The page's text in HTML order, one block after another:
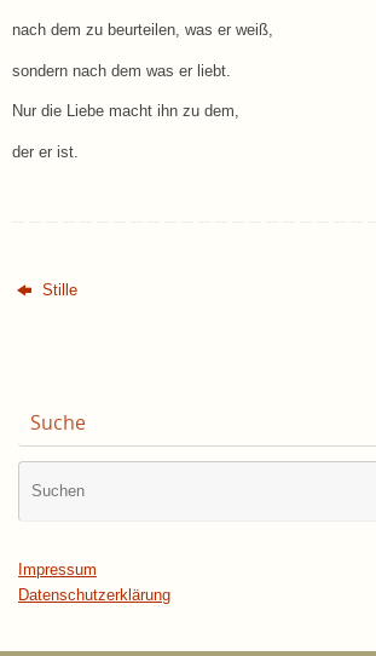
nach dem zu beurteilen, was er weiß,
sondern nach dem was er liebt.
Nur die Liebe macht ihn zu dem,
der er ist.
Stille
Suche
Impressum
Datenschutzerklärung